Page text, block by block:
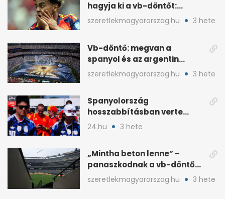
hagyja ki a vb-döntőt:
otthonról szurkol
szeretlekmagyarorszag.hu 3 hete
Vb-döntő: megvan a
spanyol és az argentin
kezdő, Montiel bekerült
szeretlekmagyarorszag.hu 3 hete
Spanyolország
hosszabbításban verte
Argentínát: Ferran Torres
24.hu 3 hete
„Mintha beton lenne” –
panaszkodnak a vb-döntő
MetLife-pályájára
szeretlekmagyarorszag.hu 3 hete